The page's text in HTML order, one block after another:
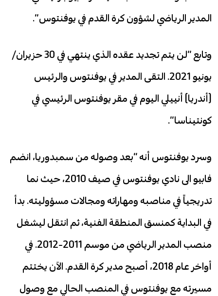
المدير الرياضي لشؤون كرة القدم في يوفنتوس”.
وتابع “لن يتم تجديد عقده الذي ينتهي في 30 حزيران/
يونيو 2021. التقى المدير في يوفنتوس والرئيس
(أندريا) أنييلي اليوم في مقر يوفنتوس الرئيسي في
كونتيناسا”.
وسرد يوفنتوس أنه “بعد وصوله من سمبدوريا، انضم
فابيو الى نادي يوفنتوس في صيف 2010، حيث نما
تدريجياً في مناصبه ومهاراته ومجالات مسؤوليته. بدأ
في البداية كمنسق المنطقة الفنية، ثم انتقل ليشغل
منصب المدير الرياضي من موسم 2011-2012. في
أواخر عام 2018، أصبح مدير كرة القدم. الآن يختتم
مسيرته مع يوفنتوس في المنصب الحالي مع وصول